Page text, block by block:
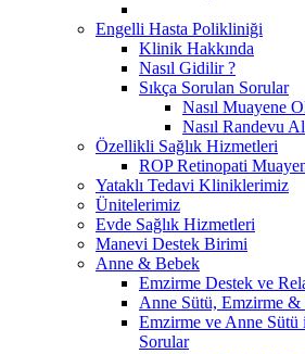
Engelli Hasta Polikliniği
Klinik Hakkında
Nasıl Gidilir ?
Sıkça Sorulan Sorular
Nasıl Muayene
Nasıl Randevu
Özellikli Sağlık Hizmetleri
ROP Retinopati
Yataklı Tedavi Kliniklerimiz
Ünitelerimiz
Evde Sağlık Hizmetleri
Manevi Destek Birimi
Anne & Bebek
Emzirme Destek ve
Anne Sütü, Emzirme &
Emzirme ve Anne Sütü
Sorular